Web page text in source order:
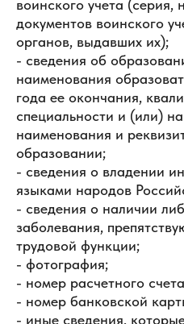
воинского учета (серия,
документов воинского
органов, выдавших их);
- сведения об
наименования
года ее окончания,
специальности и (или)
наименования и
образовании;
- сведения о владении
языками народов
- сведения о наличии
заболевания,
трудовой функции;
- фотография;
- номер расчетного
- номер банковской
- иные сведения,